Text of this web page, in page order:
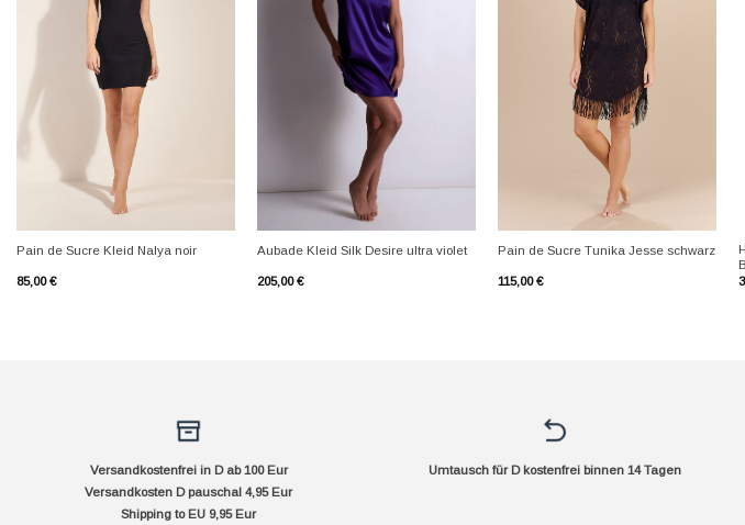
Pain de Sucre Kleid Nalya noir
85,00€
Aubade Kleid Silk Desire ultra violet
205,00€
Pain de Sucre Tunika Jesse schwarz
115,00€
Versandkostenfrei in D ab 100 Eur
Versandkosten D pauschal 4,95 Eur
Shipping to EU 9,95 Eur
Umtausch für D kostenfrei binnen 14 Tagen